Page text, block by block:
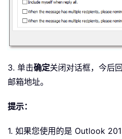
3. 单击确定关闭对话框，今后
邮箱地址。
提示：
1. 如果您使用的是 Outlook